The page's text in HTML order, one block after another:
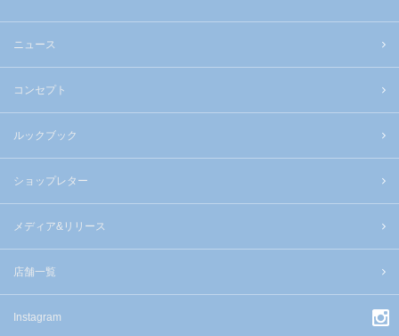
ニュース
コンセプト
ルックブック
ショップレター
メディア&リリース
店舗一覧
Instagram